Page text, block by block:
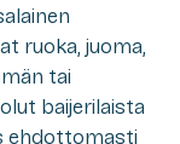
ruoka, juoma,
tai
baijerilaista
ehdottomasti